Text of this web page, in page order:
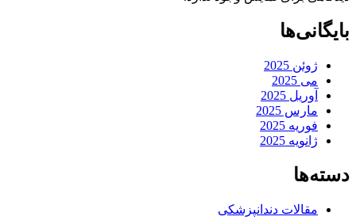
بایگانی‌ها
ژوئن 2025
می 2025
آوریل 2025
مارس 2025
فوریه 2025
ژانویه 2025
دسته‌ها
مقالات دندانپزشکی